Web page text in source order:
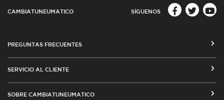
CAMBIATUNEUMATICO SÍGUENOS
PREGUNTAS FRECUENTES
MEDIOS DE PAGO
SERVICIO AL CLIENTE
SOBRE CAMBIATUNEUMATICO